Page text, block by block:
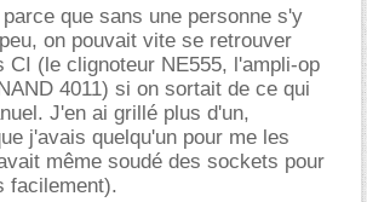
que sans une personne s'y
on pouvait vite se retrouver
CI (le clignoteur NE555, l'ampli-op
4011) si on sortait de ce qui
J'en ai grillé plus d'un,
j'avais quelqu'un pour me les
même soudé des sockets pour
facilement).